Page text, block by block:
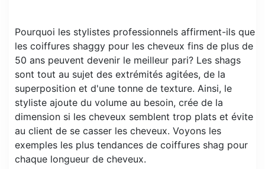
Pourquoi les stylistes professionnels affirment-ils que
les coiffures shaggy pour les cheveux fins de plus de
50 ans peuvent devenir le meilleur pari? Les shags
sont tout au sujet des extrémités agitées, de la
superposition et d'une tonne de texture. Ainsi, le
styliste ajoute du volume au besoin, crée de la
dimension si les cheveux semblent trop plats et évite
au client de se casser les cheveux. Voyons les
exemples les plus tendances de coiffures shag pour
chaque longueur de cheveux.